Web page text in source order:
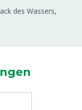
des Wassers,